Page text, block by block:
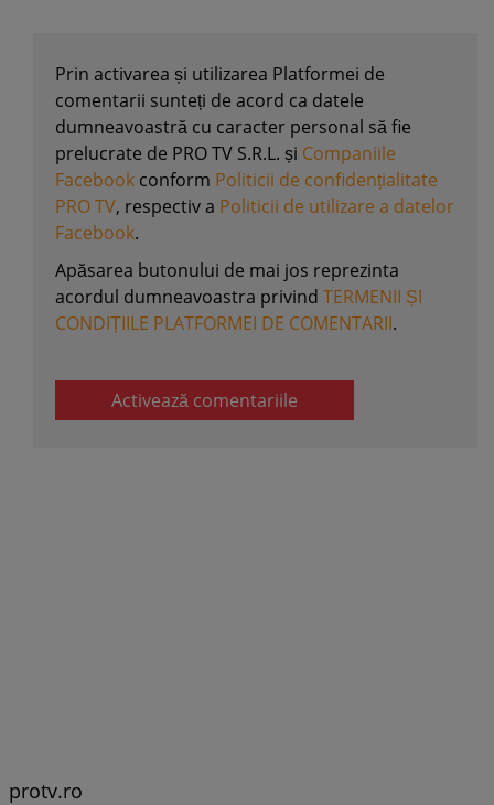
Prin activarea și utilizarea Platformei de
comentarii sunteți de acord ca datele
dumneavoastră cu caracter personal să fie
prelucrate de PRO TV S.R.L. și Companiile
Facebook conform Politicii de confidențialitate
PRO TV, respectiv a Politicii de utilizare a datelor
Facebook.
Apăsarea butonului de mai jos reprezinta
acordul dumneavoastra privind TERMENII ȘI
CONDIȚIILE PLATFORMEI DE COMENTARII.
Activează comentariile
protv.ro